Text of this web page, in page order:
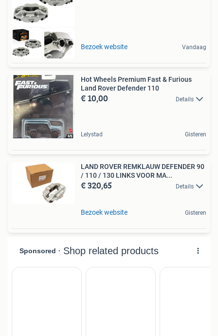
Bezoek website Vandaag
Hot Wheels Premium Fast & Furious
Land Rover Defender 110
€ 10,00 Details
Lelystad Gisteren
LAND ROVER REMKLAUW DEFENDER 90
/ 110 / 130 LINKS VOOR MA...
€ 320,65 Details
Bezoek website Gisteren